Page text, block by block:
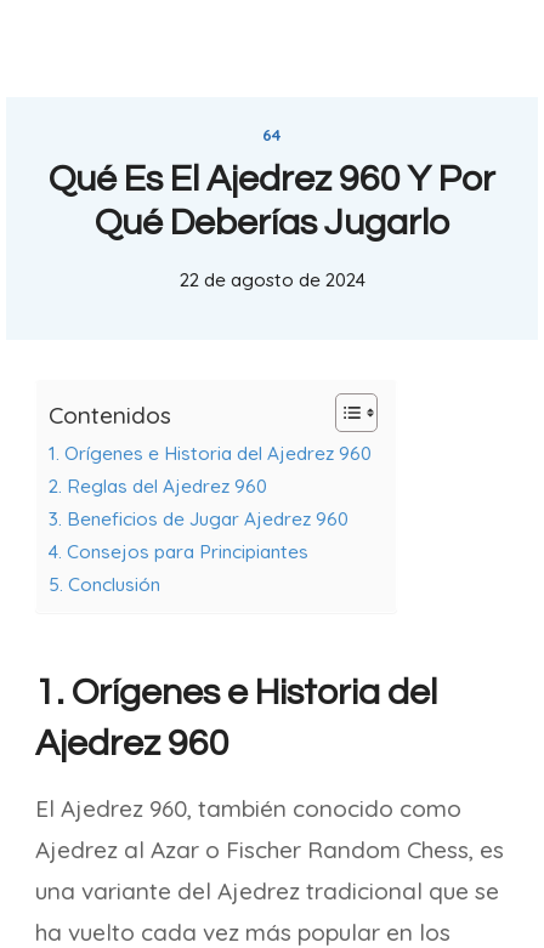
64
Qué Es El Ajedrez 960 Y Por
Qué Deberías Jugarlo
22 de agosto de 2024
Contenidos
1. Orígenes e Historia del Ajedrez 960
2. Reglas del Ajedrez 960
3. Beneficios de Jugar Ajedrez 960
4. Consejos para Principiantes
5. Conclusión
1. Orígenes e Historia del
Ajedrez 960
El Ajedrez 960, también conocido como
Ajedrez al Azar o Fischer Random Chess, es
una variante del Ajedrez tradicional que se
ha vuelto cada vez más popular en los